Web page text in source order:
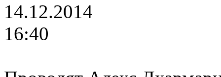
14.12.2014
16:40